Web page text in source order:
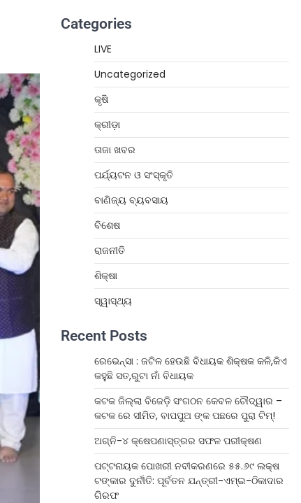
Categories
LIVE
Uncategorized
କୃଷି
କ୍ରୀଡ଼ା
ତାଜା ଖବର
ପର୍ଯ୍ୟଟନ ଓ ସଂସ୍କୃତି
ବାଣିଜ୍ୟ ବ୍ୟବସାୟ
ବିଶେଷ
ରାଜନୀତି
ଶିକ୍ଷା
ସ୍ୱାସ୍ଥ୍ୟ
Recent Posts
ରେଭେନ୍ସା : ଜଟିଳ ହେଉଛି ବିଧାୟକ ଶିକ୍ଷକ କଳି,କିଏ
କହୁଛି ସତ,ରୁଟା ନାଁ ବିଧାୟକ
କଟକ ଜିଲ୍ଲା ବିଜେଡ଼ି ସଂଗଠନ କେବଳ ଚୌଦ୍ୱାର –
କଟକ ରେ ସୀମିତ, ବାପପୁଅ ଙ୍କ ପଛରେ ପୁରା ଟିମ୍!
ଅଗ୍ନି-୪ କ୍ଷେପଣାସ୍ତ୍ରର ସଫଳ ପରୀକ୍ଷଣ
ପଟ୍ଟନାୟକ ପୋଖରୀ ନବୀକରଣରେ ୫୫.୬୯ ଲକ୍ଷ
ଟଙ୍କାର ଦୁର୍ନୀତି: ପୂର୍ବତନ ଯନ୍ତ୍ରୀ-ଏମ୍‌ଇ-ଠିକାଦାର
ଗିରଫ